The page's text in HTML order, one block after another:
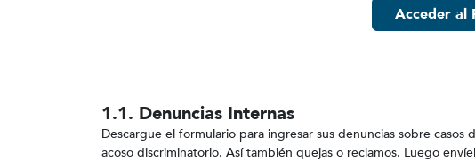
Acceder al
1.1. Denuncias Internas
Descargue el formulario para ingresar sus denuncias sobre
acoso discriminatorio. Así también quejas o reclamos. Luego